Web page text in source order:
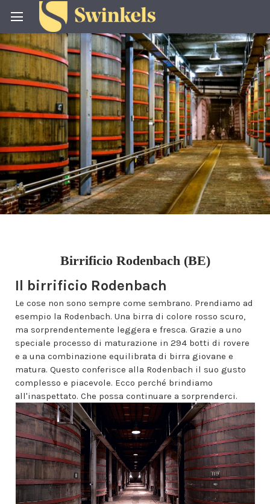
Birrificio Rodenbach (BE)
Il birrificio Rodenbach
Le cose non sono sempre come sembrano. Prendiamo ad
esempio la Rodenbach. Una birra di colore rosso scuro,
ma sorprendentemente leggera e fresca. Grazie a uno
speciale processo di maturazione in 294 botti di rovere
e a una combinazione equilibrata di birra giovane e
matura. Questo conferisce alla Rodenbach il suo gusto
complesso e piacevole. Ecco perché brindiamo
all'inaspettato. Che possa continuare a sorprenderci.